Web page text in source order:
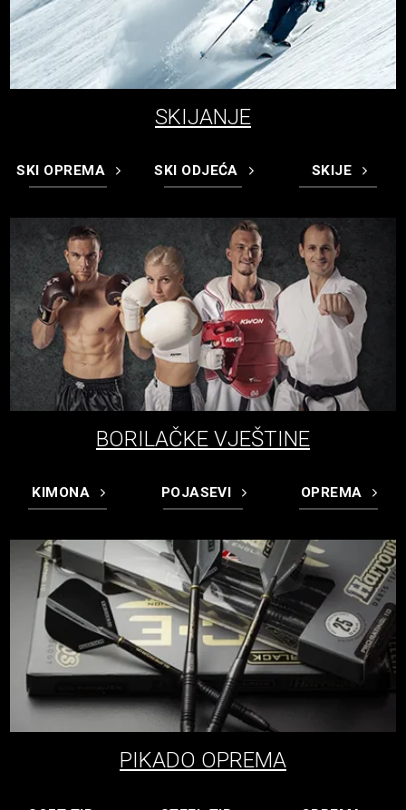
SKIJANJE
SKI OPREMA SKI ODJEĆA SKIJE
BORILAČKE VJEŠTINE
KIMONA POJASEVI OPREMA
PIKADO OPREMA